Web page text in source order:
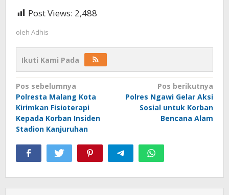
Post Views: 2,488
oleh Adhis
Ikuti Kami Pada
Navigasi
pos
Pos sebelumnya
Polresta Malang Kota
Kirimkan Fisioterapi
Kepada Korban Insiden
Stadion Kanjuruhan
Pos berikutnya
Polres Ngawi Gelar Aksi
Sosial untuk Korban
Bencana Alam